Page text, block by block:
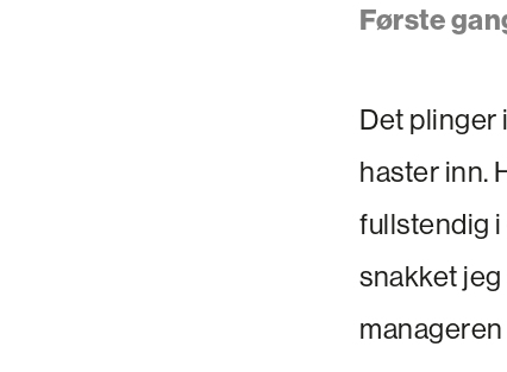
Første
Det plinger
haster inn.
fullstendig i
snakket